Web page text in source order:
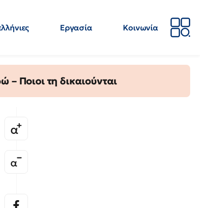
Εργασία
Κοινωνία
Ποιοι τη δικαιούνται